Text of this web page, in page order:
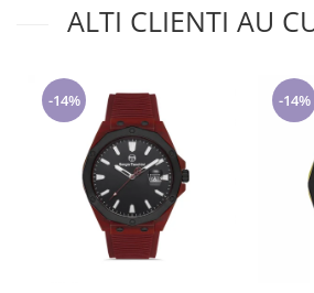
ALTI CLIENTI AU
-14% -14%